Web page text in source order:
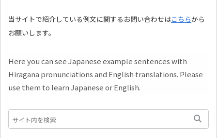
当サイトで紹介している例文に関するお問い合わせはこちらから
お願いします。
Here you can see Japanese example sentences with
Hiragana pronunciations and English translations. Please
use them to learn Japanese or English.